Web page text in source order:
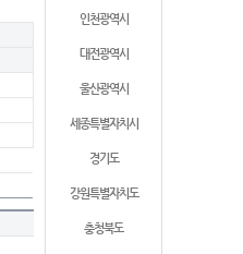
인천광역시
대전광역시
울산광역시
세종특별자치시
경기도
강원특별자치도
충청북도